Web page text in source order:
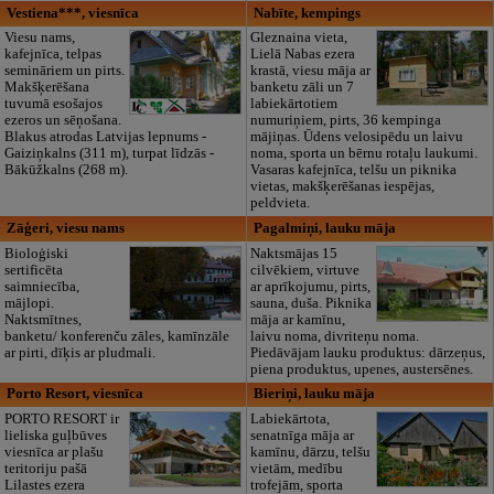
Vestiena***, viesnīca
Viesu nams,
kafejnīca, telpas
semināriem un pirts.
Makšķerēšana
tuvumā esošajos
ezeros un sēņošana.
Blakus atrodas Latvijas lepnums -
Gaiziņkalns (311 m), turpat līdzās -
Bākūžkalns (268 m).
Nabīte, kempings
Gleznaina vieta,
Lielā Nabas ezera
krastā, viesu māja ar
banketu zāli un 7
labiekārtotiem
numuriņiem, pirts, 36 kempinga
mājiņas. Ūdens velosipēdu un laivu
noma, sporta un bērnu rotaļu laukumi.
Vasaras kafejnīca, telšu un piknika
vietas, makšķerēšanas iespējas,
peldvieta.
Zāģeri, viesu nams
Bioloģiski
sertificēta
saimniecība,
mājlopi.
Naktsmītnes,
banketu/ konferenču zāles, kamīnzāle
ar pirti, dīķis ar pludmali.
Pagalmiņi, lauku māja
Naktsmājas 15
cilvēkiem, virtuve
ar aprīkojumu, pirts,
sauna, duša. Piknika
māja ar kamīnu,
laivu noma, divriteņu noma.
Piedāvājam lauku produktus: dārzeņus,
piena produktus, upenes, austersēnes.
Porto Resort, viesnīca
PORTO RESORT ir
lieliska guļbūves
viesnīca ar plašu
teritoriju pašā
Lilastes ezera
Bieriņi, lauku māja
Labiekārtota,
senatnīga māja ar
kamīnu, dārzu, telšu
vietām, medību
trofejām, sporta